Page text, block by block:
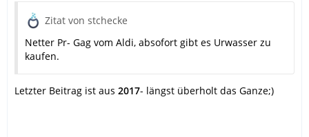
Zitat von stchecke
Netter Pr- Gag vom Aldi, absofort gibt es Urwasser zu
kaufen.
Letzter Beitrag ist aus 2017- längst überholt das Ganze;)